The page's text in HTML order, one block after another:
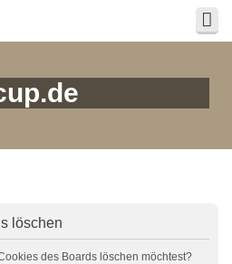
löschen
des Boards löschen möchtest?